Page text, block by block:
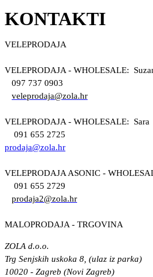
KONTAKTI
VELEPRODAJA
VELEPRODAJA - WHOLESALE:
097 737 0903
veleprodaja@zola.hr
VELEPRODAJA - WHOLESALE: Sara
091 655 2725
prodaja@zola.hr
VELEPRODAJA ASONIC -
091 655 2729
prodaja2@zola.hr
MALOPRODAJA - TRGOVINA
ZOLA d.o.o.
Trg Senjskih uskoka 8, (ulaz iz parka)
10020 - Zagreb (Novi Zagreb)